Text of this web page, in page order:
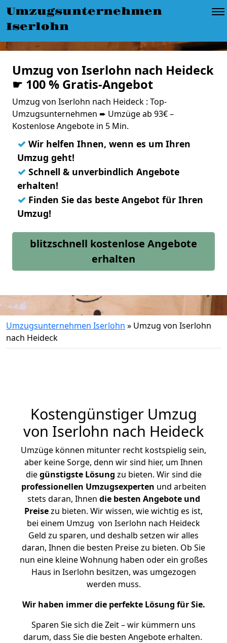
Umzugsunternehmen
Iserlohn
Umzug von Iserlohn nach Heideck
☛ 100 % Gratis-Angebot
Umzug von Iserlohn nach Heideck : Top-
Umzugsunternehmen ➨ Umzüge ab 93€ –
Kostenlose Angebote in 5 Min.
✓ Wir helfen Ihnen, wenn es um Ihren
Umzug geht!
✓ Schnell & unverbindlich Angebote
erhalten!
✓ Finden Sie das beste Angebot für Ihren
Umzug!
blitzschnell kostenlose Angebote
erhalten
Umzugsunternehmen Iserlohn » Umzug von Iserlohn
nach Heideck
Kostengünstiger Umzug
von Iserlohn nach Heideck
Umzüge können mitunter recht kostspielig sein,
aber keine Sorge, denn wir sind hier, um Ihnen
diegünstigste Lösung zu bieten. Wir sind die
professionellen Umzugsexperten und arbeiten
stets daran, Ihnen die besten Angebote und
Preisezu bieten. Wir wissen, wie wichtig es ist,
bei einem Umzug von Iserlohn nach Heideck
Geld zu sparen, und deshalb setzen wir alles
daran, Ihnen die besten Preise zu bieten. Ob Sie
nun eine kleine Wohnung haben oder ein großes
Haus in Iserlohn besitzen, was umgezogen
werden muss.
Wir haben immer die perfekte Lösung für Sie.
Sparen Sie sich die Zeit – wir kümmern uns
darum, dass Sie die besten Angebote erhalten.